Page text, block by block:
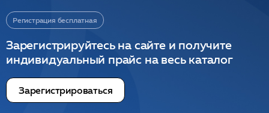
Регистрация бесплатная
Зарегистрируйтесь на сайте и получите
индивидуальный прайс на весь каталог
Зарегистрироваться